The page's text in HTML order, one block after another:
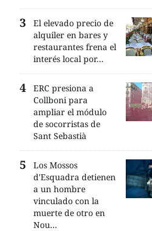
El elevado precio de
alquiler en bares y
restaurantes frena el
interés local por...
ERC presiona a
Collboni para
ampliar el módulo
de socorristas de
Sant Sebastià
Los Mossos
d'Esquadra detienen
a un hombre
vinculado con la
muerte de otro en
Nou...